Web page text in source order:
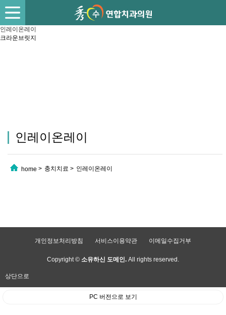
인레이온레이
크라운브릿지
인레이온레이
home 충치치료 인레이온레이
개인정보처리방침 서비스이용약관 이메일수집거부
Copyright © 소유하신 도메인. All rights reserved.
상단으로
PC 버전으로 보기